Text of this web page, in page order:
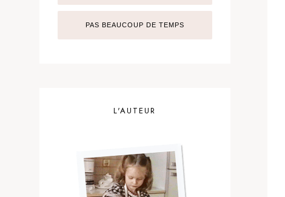
PAS BEAUCOUP DE TEMPS
L'AUTEUR